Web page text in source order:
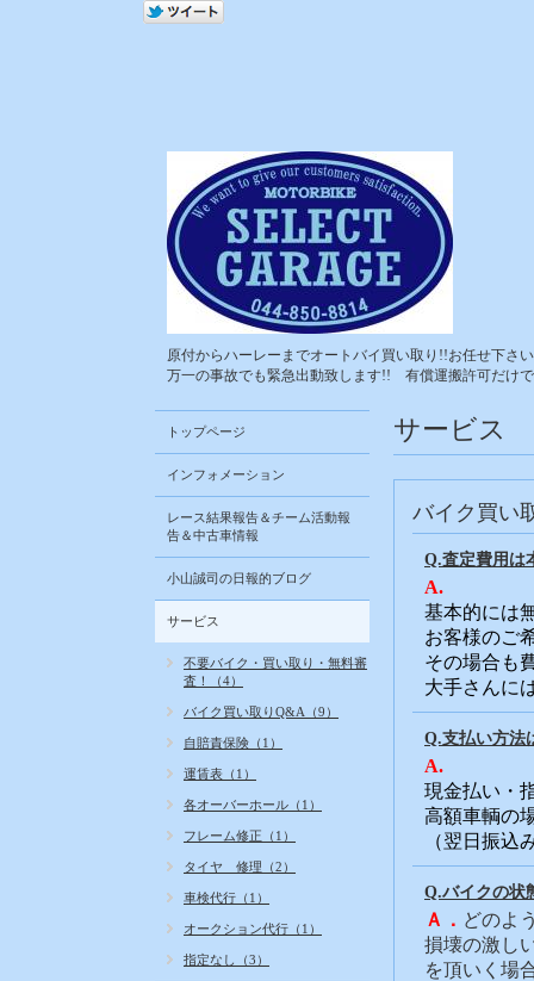
原付からハーレーまでオートバイ買い取り!!お任せ下
万一の事故でも緊急出動致します!! 有償運搬許可だけ
サービス
バイク買い
Q.査定費用は
A.
基本的には
お客様のご
その場合も
大手さんに
Q.支払い方法
A.
現金払い・
高額車輌の
（翌日振込
Q.バイクの状
Ａ． どのよ
損壊の激し
を頂いく場
トップページ
インフォメーション
レース結果報告＆チーム活動報
告＆中古車情報
小山誠司の日報的ブログ
サービス
不要バイク・買い取り・無料審
査！（4）
バイク買い取りQ&A（9）
自賠責保険（1）
運賃表（1）
各オーバーホール（1）
フレーム修正（1）
タイヤ 修理（2）
車検代行（1）
オークション代行（1）
指定なし（3）